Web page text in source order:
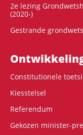
2e lezing
(2020-)
Gestrande
Constitutionele
Kiesstelsel
Referendum
Gekozen minister-